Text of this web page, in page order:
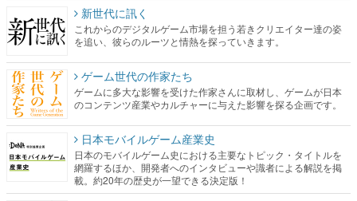
ゲーム世代の作家たち
ゲームに多大な影響を受けた作家さんに取材し、ゲームが日本
のコンテンツ産業やカルチャーに与えた影響を探る企画です。
日本モバイルゲーム産業史
日本のモバイルゲーム史における主要なトピック・タイトルを
網羅するほか、開発者へのインタビューや識者による解説を掲
若ゲのいたり〜ゲームクリエイターの青春〜
『うつヌケ』『ペンと箸』等で知られるマンガ家・田中圭一先
生によるゲーム業界レポートマンガです。